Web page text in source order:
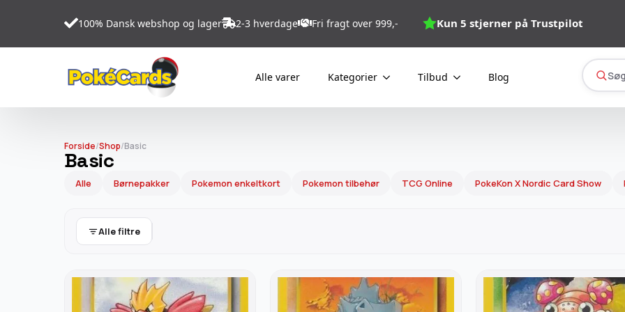
100% Dansk webshop og lager 2-3 hverdage Fri fragt over 999,- Kun 5 stjerner på Trustpilot
Alle varer Kategorier Tilbud Blog
Forside/Shop/Basic
Basic
Alle Børnepakker Pokemon enkeltkort Pokemon tilbehør TCG Online PokeKon X Nordic Card Show
Alle filtre